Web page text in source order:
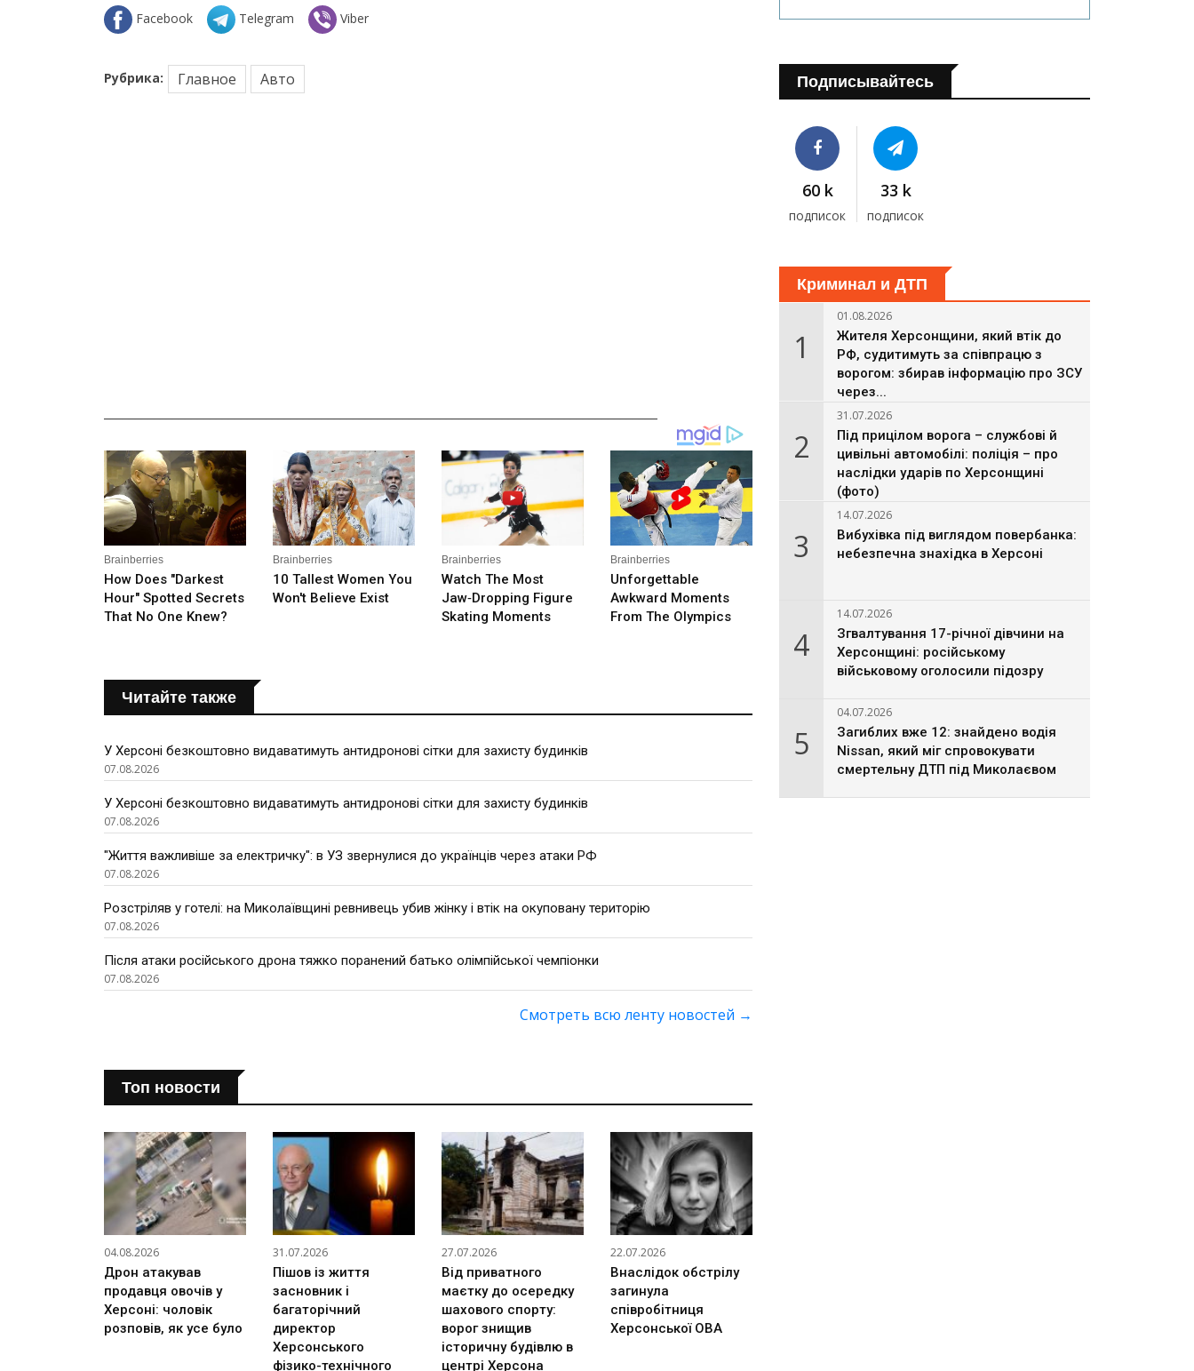
Facebook
Telegram Viber
Рубрика: Главное Авто
Читайте также
У Херсоні безкоштовно видаватимуть антидронові сітки для захисту будинків
07.08.2026
У Херсоні безкоштовно видаватимуть антидронові сітки для захисту будинків
07.08.2026
"Життя важливіше за електричку": в УЗ звернулися до українців через атаки РФ
07.08.2026
Розстріляв у готелі: на Миколаївщині ревнивець убив жінку і втік на окуповану територію
07.08.2026
Після атаки російського дрона тяжко поранений батько олімпійської чемпіонки
07.08.2026
Смотреть всю ленту новостей →
Топ новости
04.08.2026
Дрон атакував
продавця овочів у
Херсоні: чоловік
розповів, як усе було
31.07.2026
Пішов із життя
засновник і
багаторічний
директор
Херсонського
фізико-технічного
27.07.2026
Від приватного
маєтку до осередку
шахового спорту:
ворог знищив
історичну будівлю в
центрі Херсона
22.07.2026
Внаслідок обстрілу
загинула
співробітниця
Херсонської ОВА
Подписывайтесь
60 k
подписок
33 k
подписок
Криминал и ДТП
1
01.08.2026
Жителя Херсонщини, який втік до
РФ, судитимуть за співпрацю з
ворогом: збирав інформацію про ЗСУ
через...
2
31.07.2026
Під прицілом ворога – службові й
цивільні автомобілі: поліція – про
наслідки ударів по Херсонщині
(фото)
3
14.07.2026
Вибухівка під виглядом повербанка:
небезпечна знахідка в Херсоні
4
14.07.2026
Згвалтування 17-річної дівчини на
Херсонщині: російському
військовому оголосили підозру
5
04.07.2026
Загиблих вже 12: знайдено водія
Nissan, який міг спровокувати
смертельну ДТП під Миколаєвом